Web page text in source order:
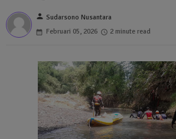
person Sudarsono Nusantara
Februari 05, 2026
2 minute read